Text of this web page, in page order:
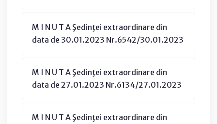
M I N U T A Şedinţei extraordinare din
data de 30.01.2023 Nr.6542/30.01.2023
M I N U T A Şedinţei extraordinare din
data de 27.01.2023 Nr.6134/27.01.2023
M I N U T A Şedinţei extraordinare din